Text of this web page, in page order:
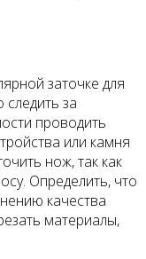
заточке для
за
проводить
или камня
нож, так как
Определить, что
качества
материалы,